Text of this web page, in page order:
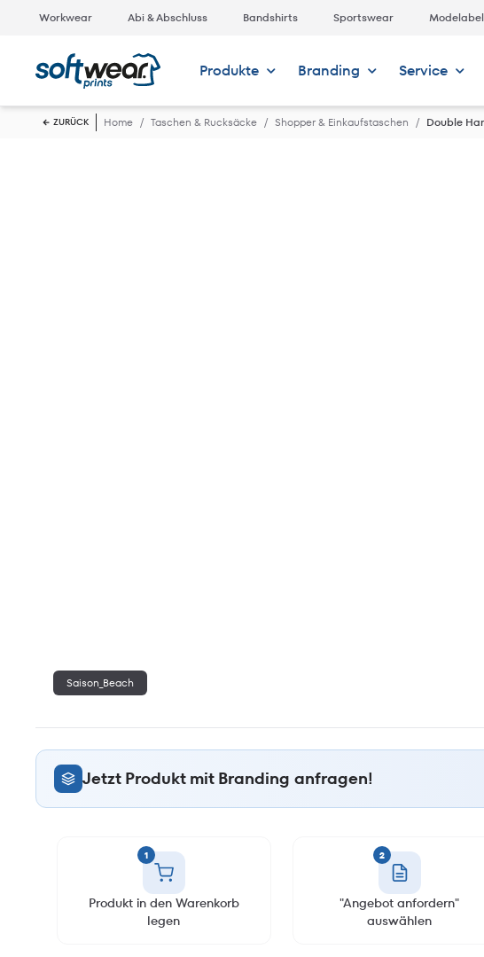
Workwear Abi & Abschluss Bandshirts Sportswear
Produkte Branding Service
ZURÜCK Home Taschen & Rucksäcke Shopper & Einkaufstaschen Double
Saison_Beach
Jetzt Produkt mit Branding anfragen!
1
Produkt in den Warenkorb
legen
2
"Angebot anfordern"
auswählen